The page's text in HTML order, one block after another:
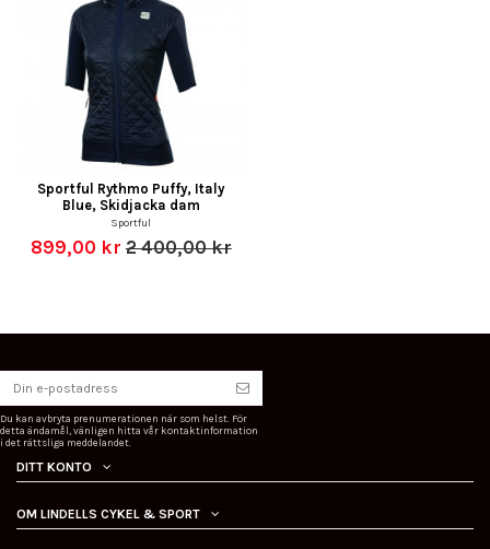
Sportful Rythmo Puffy, Italy
Blue, Skidjacka dam
Sportful
899,00 kr2 400,00 kr
Du kan avbryta prenumerationen när som helst. För
detta ändamål, vänligen hitta vår kontaktinformation
i det rättsliga meddelandet.
DITT KONTO
OM LINDELLS CYKEL & SPORT